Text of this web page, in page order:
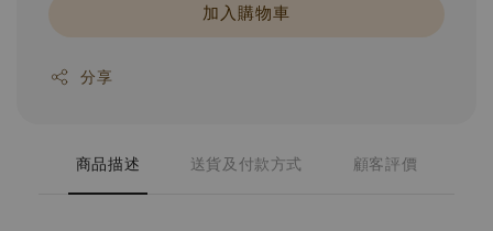
加入購物車
分享
商品描述 送貨及付款方式 顧客評價